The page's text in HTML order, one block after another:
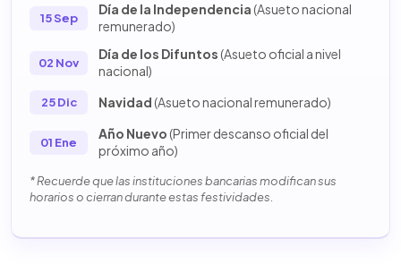
15 Sep
Día de la Independencia(Asueto nacional
remunerado)
02 Nov
Día de los Difuntos(Asueto oficial a nivel
nacional)
25 Dic Navidad(Asueto nacional remunerado)
01 Ene
Año Nuevo(Primer descanso oficial del
próximo año)
* Recuerde que las instituciones bancarias modifican sus
horarios o cierran durante estas festividades.